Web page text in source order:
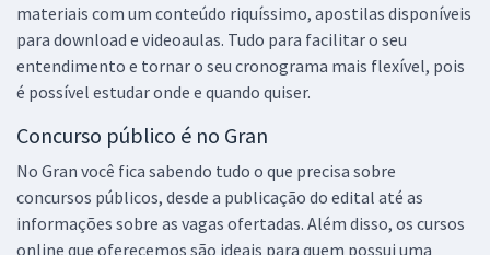
materiais com um conteúdo riquíssimo, apostilas disponíveis
para download e videoaulas. Tudo para facilitar o seu
entendimento e tornar o seu cronograma mais flexível, pois
é possível estudar onde e quando quiser.
Concurso público é no Gran
No Gran você fica sabendo tudo o que precisa sobre
concursos públicos, desde a publicação do edital até as
informações sobre as vagas ofertadas. Além disso, os cursos
online que oferecemos são ideais para quem possui uma